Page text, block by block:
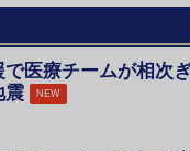
で医療チームが相次
NEW